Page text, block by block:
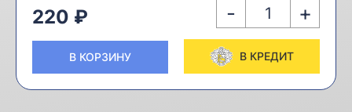
220 ₽ - +
В КОРЗИНУ В КРЕДИТ